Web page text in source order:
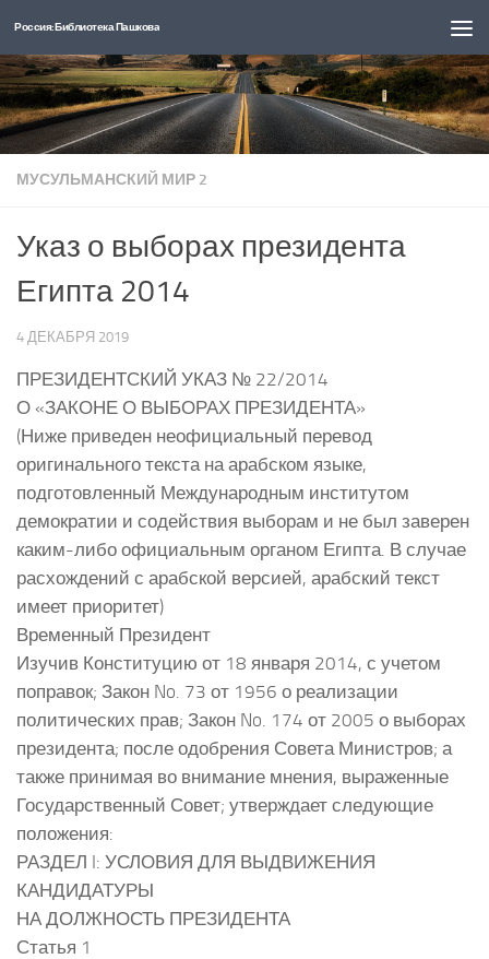
Перейти к содержимому
Россия: Библиотека Пашкова
МУСУЛЬМАНСКИЙ МИР 2
Указ о выборах президента
Египта 2014
4 ДЕКАБРЯ 2019
ПРЕЗИДЕНТСКИЙ УКАЗ № 22/2014
О «ЗАКОНЕ О ВЫБОРАХ ПРЕЗИДЕНТА»
(Ниже приведен неофициальный перевод
оригинального текста на арабском языке,
подготовленный Международным институтом
демократии и содействия выборам и не был заверен
каким-либо официальным органом Египта. В случае
расхождений с арабской версией, арабский текст
имеет приоритет)
Временный Президент
Изучив Конституцию от 18 января 2014, с учетом
поправок; Закон No. 73 от 1956 о реализации
политических прав; Закон No. 174 от 2005 о выборах
президента; после одобрения Совета Министров; а
также принимая во внимание мнения, выраженные
Государственный Совет; утверждает следующие
положения:
РАЗДЕЛ I: УСЛОВИЯ ДЛЯ ВЫДВИЖЕНИЯ
КАНДИДАТУРЫ
НА ДОЛЖНОСТЬ ПРЕЗИДЕНТА
Статья 1